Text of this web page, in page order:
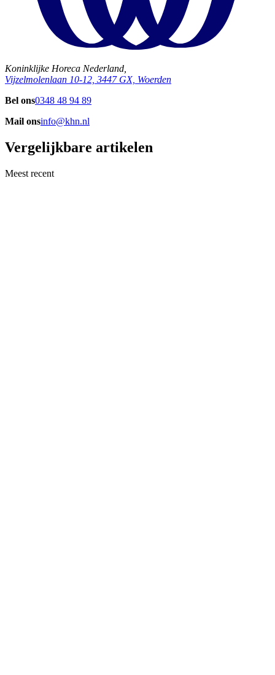
Koninklijke Horeca Nederland,
Vijzelmolenlaan 10-12, 3447 GX, Woerden
Bel ons0348 48 94 89
Mail onsinfo@khn.nl
Vergelijkbare artikelen
Meest recent